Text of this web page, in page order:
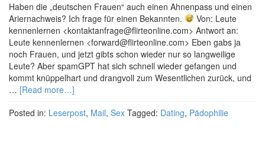
Haben die „deutschen Frauen“ auch einen Ahnenpass und einen
Ariernachweis? Ich frage für einen Bekannten.
Von: Leute
kennenlernen <kontaktanfrage@flirteonline.com> Antwort an:
Leute kennenlernen <forward@flirteonline.com> Eben gabs ja
noch Frauen, und jetzt gibts schon wieder nur so langweilige
Leute? Aber spamGPT hat sich schnell wieder gefangen und
kommt knüppelhart und drangvoll zum Wesentlichen zurück, und
… [Read more…]
Posted in: Leserpost, Mail, Sex Tagged: Dating, Pädophilie